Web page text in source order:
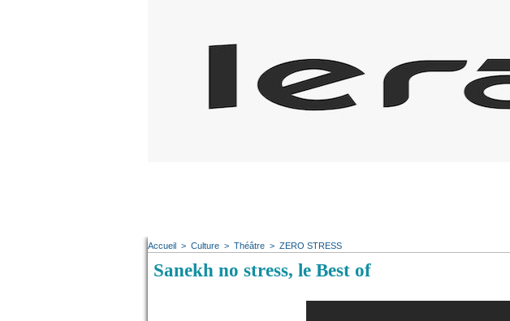
Accueil > Culture > Théâtre > ZERO STRESS
Sanekh no stress, le Best of